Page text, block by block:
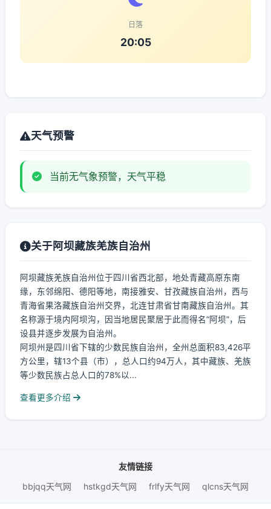
日落
20:05
天气预警
当前无气象预警，天气平稳
关于阿坝藏族羌族自治州
阿坝藏族羌族自治州位于四川省西北部，地处青藏高原东南
缘，东邻绵阳、德阳等地，南接雅安、甘孜藏族自治州，西与
青海省果洛藏族自治州交界，北连甘肃省甘南藏族自治州。其
名称源于境内阿坝沟，因当地居民聚居于此而得名“阿坝”，后
设县并逐步发展为自治州。
阿坝州是四川省下辖的少数民族自治州，全州总面积83,426平
方公里，辖13个县（市），总人口约94万人，其中藏族、羌族
等少数民族占总人口的78%以...
查看更多介绍
友情链接
bbjqq天气网
hstkgd天气网 frlfy天气网 qlcns天气网